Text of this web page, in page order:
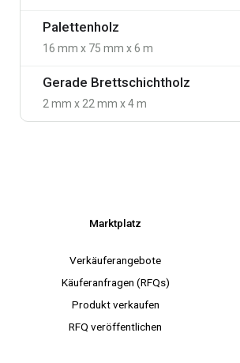
Palettenholz
16 mm x 75 mm x 6 m
Gerade Brettschichtholz
2 mm x 22 mm x 4 m
Marktplatz
Verkäuferangebote
Käuferanfragen (RFQs)
Produkt verkaufen
RFQ veröffentlichen